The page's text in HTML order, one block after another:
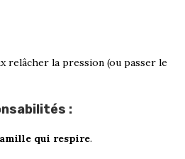
relâcher la pression (ou passer le
:
qui respire.